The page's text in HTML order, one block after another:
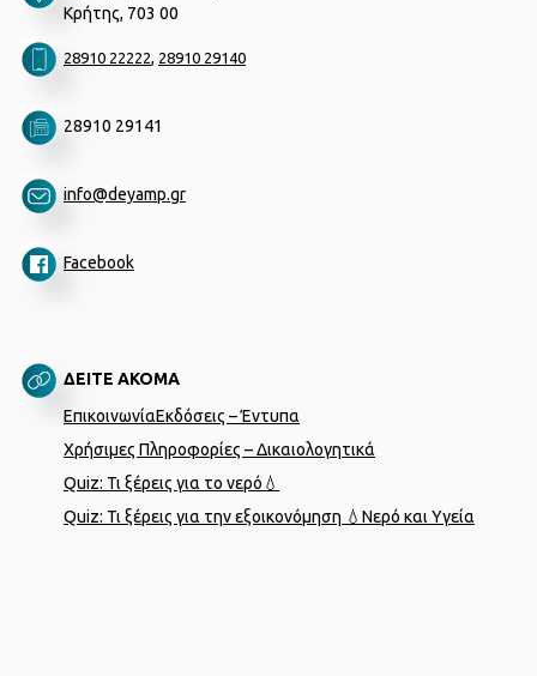
Κρήτης, 703 00
28910 22222, 28910 29140
28910 29141
info@deyamp.gr
Facebook
ΔΕΙΤΕ ΑΚΟΜΑ
ΕπικοινωνίαΕκδόσεις – Έντυπα
Χρήσιμες Πληροφορίες – Δικαιολογητικά
Quiz: Τι ξέρεις για το νερό💧
Quiz: Τι ξέρεις για την εξοικονόμηση 💧 Νερό και Υγεία